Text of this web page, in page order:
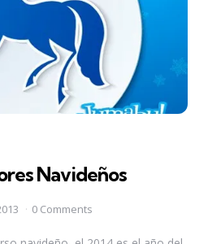
Navideños
0 Comments